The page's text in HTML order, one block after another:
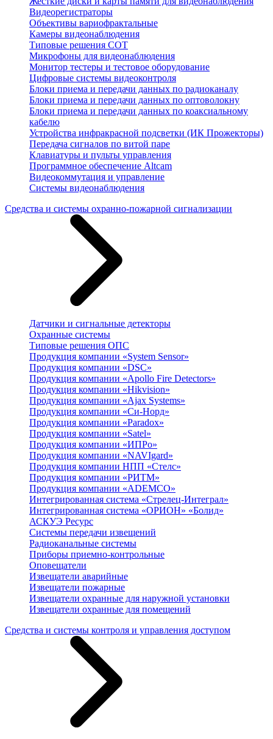
Видеорегистраторы
Объективы вариофрактальные
Камеры видеонаблюдения
Типовые решения СОТ
Микрофоны для видеонаблюдения
Монитор тестеры и тестовое оборудование
Цифровые системы видеоконтроля
Блоки приема и передачи данных по радиоканалу
Блоки приема и передачи данных по оптоволокну
Блоки приема и передачи данных по коаксиальному
кабелю
Устройства инфракрасной подсветки (ИК Прожекторы)
Передача сигналов по витой паре
Клавиатуры и пульты управления
Программное обеспечение Altcam
Видеокоммутация и управление
Системы видеонаблюдения
Средства и системы охранно-пожарной сигнализации
Датчики и сигнальные детекторы
Охранные системы
Типовые решения ОПС
Продукция компании «System Sensor»
Продукция компании «DSC»
Продукция компании «Apollo Fire Detectors»
Продукция компании «Hikvision»
Продукция компании «Ajax Systems»
Продукция компании «Си-Норд»
Продукция компании «Paradox»
Продукция компании «Satel»
Продукция компании «ИПРо»
Продукция компании «NAVIgard»
Продукция компании НПП «Стелс»
Продукция компании «РИТМ»
Продукция компании «ADEMCO»
Интегрированная система «Стрелец-Интеграл»
Интегрированная система «ОРИОН» «Болид»
АСКУЭ Ресурс
Системы передачи извещений
Радиоканальные системы
Приборы приемно-контрольные
Оповещатели
Извещатели аварийные
Извещатели пожарные
Извещатели охранные для наружной установки
Извещатели охранные для помещений
Средства и системы контроля и управления доступом